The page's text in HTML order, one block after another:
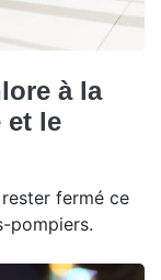
à la
et le
fermé ce
pompiers.